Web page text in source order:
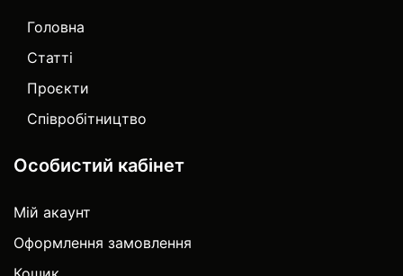
Головна
Статті
Проєкти
Співробітництво
Особистий кабінет
Мій акаунт
Оформлення замовлення